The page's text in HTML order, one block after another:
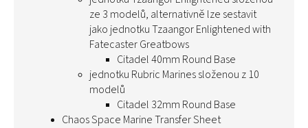
ze 3 modelů, alternativně lze sestavit
jako jednotku Tzaangor Enlightened with
Fatecaster Greatbows
Citadel 40mm Round Base
jednotku Rubric Marines složenou z 10
modelů
Citadel 32mm Round Base
Chaos Space Marine Transfer Sheet